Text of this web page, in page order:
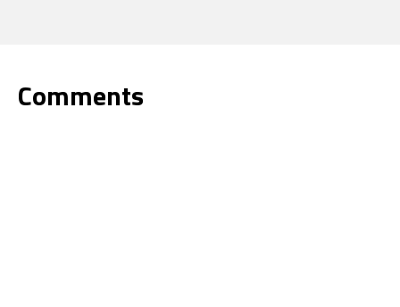
Comments